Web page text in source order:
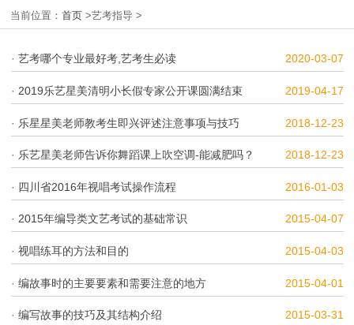
当前位置： 首页>艺考指导 >
· 艺考哪个专业最好考,艺考生必读 2020-03-07
· 2019乐艺星美清明小长假专家公开课圆满结束 2019-04-17
· 乐星星美老师教考生即兴评述注意事项与技巧 2018-12-23
· 乐艺星美老师告诉你舞蹈课上吹空调-能减肥吗？ 2018-12-23
· 四川省2016年视唱考试操作流程 2016-01-03
· 2015年编导类文艺考试的基础常识 2015-04-07
· 视唱练耳的方法和目的 2015-04-03
· 编故事时的主要要素和需要注意的地方 2015-04-01
· 编写故事的技巧及其结构介绍 2015-03-31